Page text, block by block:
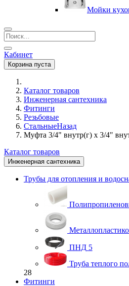
Мойки
Кабинет
Корзина пуста
Каталог товаров
Инженерная сантехника
Фитинги
Резьбовые
CтальныеНазад
Муфта 3/4" внутр(г) х 3/4"
Каталог товаров
Инженерная сантехника
Трубы для отопления и
ПНД 5
Труба теплого
28
Фитинги